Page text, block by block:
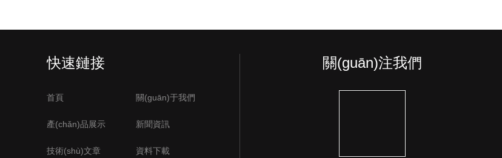
快速鏈接
首頁 關(guān)于我們
產(chǎn)品展示 新聞資訊
技術(shù)文章 資料下載
關(guān)注我們